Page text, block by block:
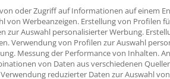
oder Zugriff auf Informationen auf einem
von Werbeanzeigen. Erstellung von Profilen
zur Auswahl personalisierter Werbung.
Verwendung von Profilen zur Auswahl
Messung der Performance von Inhalten.
von Daten aus verschiedenen
reduzierter Daten zur Auswahl